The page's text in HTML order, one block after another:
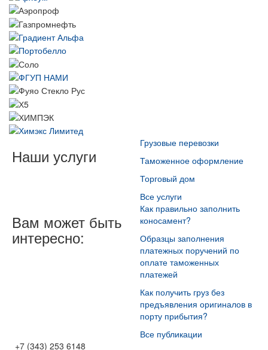
Наши услуги
Грузовые перевозки
Таможенное оформление
Торговый дом
Все услуги
Вам может быть
интересно:
Как правильно заполнить
коносамент?
Образцы заполнения
платежных поручений по
оплате таможенных
платежей
Как получить груз без
предъявления оригиналов в
порту прибытия?
Все публикации
+7 (343) 253 6148